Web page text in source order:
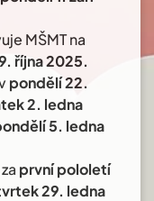
MŠMT na
října 2025.
pondělí 22.
2. ledna
5. ledna
první pololetí
29. ledna